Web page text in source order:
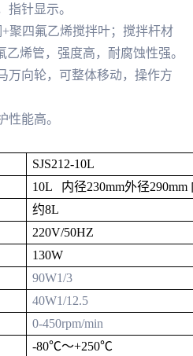
指针显示。
聚四氟乙烯搅拌叶；搅拌杆材
烯管，强度高，耐腐蚀性强。
万向轮，可整体移动，操作方
性能高。
SJS212-10L
10L 内径230mm外径290mm
约8L
220V/50HZ
130W
90W1/3
40W1/12.5
0-450rpm/min
-80℃～+250℃